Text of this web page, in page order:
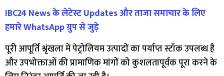
IBC24 News के लेटेस्ट Updates और ताजा समाचार के लिए
हमारे WhatsApp ग्रुप से जुड़े
पूरी आपूर्ति श्रृंखला में पेट्रोलियम उत्पादों का पर्याप्त स्टॉक उपलब्ध है
और उपभोक्ताओं की प्रामाणिक मांगों को कुशलतापूर्वक पूरा करने के